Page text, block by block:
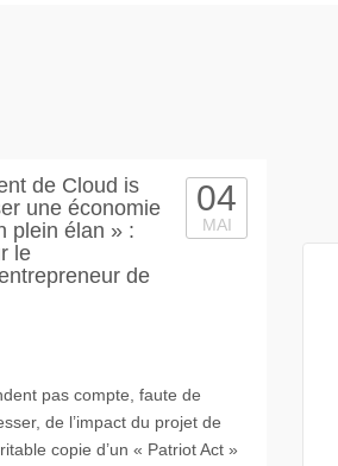
de Cloud is
une économie
plein élan » :
le
de
04
MAI
pas compte, faute de
de l’impact du projet de
copie d’un « Patriot Act »